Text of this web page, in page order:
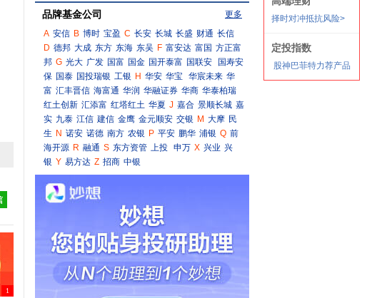
品牌基金公司
更多
A 安信 B 博时 宝盈 C 长安 长城 长盛 财通 长信
D 德邦 大成 东方 东海 东吴 F 富安达 富国 方正富
邦 G 光大 广发 国富 国金 国开泰富 国联安
国寿安
保 国泰 国投瑞银 工银 H 华安 华宝 华宸未来 华
富 汇丰晋信 海富通 华润 华融证券 华商 华泰柏瑞
红土创新 汇添富 红塔红土 华夏 J 嘉合 景顺长城 嘉
实 九泰 江信 建信 金鹰 金元顺安 交银 M 大摩 民
生 N 诺安 诺德 南方 农银 P 平安 鹏华 浦银 Q 前
海开源 R 融通 S 东方资管 上投 申万 X 兴业 兴
银 Y 易方达 Z 招商 中银